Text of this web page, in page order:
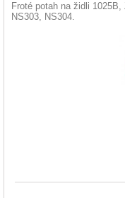
Froté potah na židli
NS303, NS304.